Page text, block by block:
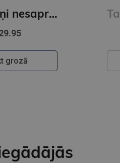
Tavas dzīves arhitekts
grozā